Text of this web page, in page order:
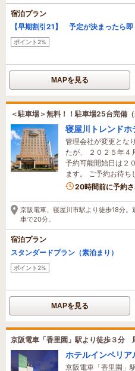
宿泊プラン
【早期割引21】 予定が決まったら
ポイント2%
MAPを見る
＜駐車場＞無料！！駐車場25台完備（
寝屋川トレンドホ
管理会社が変更とな
たが、 ２０２５年４
予約可能開始日は２
ます。 ご予約お待ち
1名がこの宿を見
京阪電車、寝屋川市駅より徒歩18分
車で20分。
宿泊プラン
スタンダードプラン（素泊まり）
ポイント2%
MAPを見る
京阪電車「香里園」駅より徒歩３分
ホテルインペリア
京阪電車「香里園」